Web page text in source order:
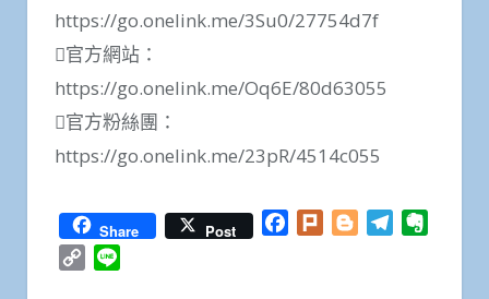
https://go.onelink.me/3Su0/27754d7f
官方網站：
https://go.onelink.me/Oq6E/80d63055
官方粉絲團：
https://go.onelink.me/23pR/4514c055
Share Post Facebook
Plurk BloggerTelegram
Copy